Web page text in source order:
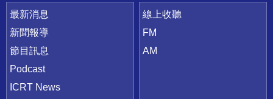
最新消息
新聞報導
節目訊息
Podcast
ICRT News
線上收聽
FM
AM